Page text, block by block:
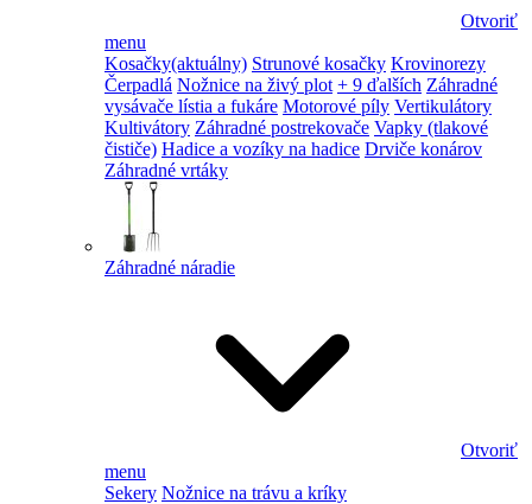
Otvoriť
menu
Kosačky(aktuálny) Strunové kosačky Krovinorezy
Čerpadlá Nožnice na živý plot + 9 ďalších Záhradné
vysávače lístia a fukáre Motorové píly Vertikulátory
Kultivátory Záhradné postrekovače Vapky (tlakové
čističe) Hadice a vozíky na hadice Drviče konárov
Záhradné vrtáky
Záhradné náradie
Otvoriť
menu
Sekery Nožnice na trávu a kríky